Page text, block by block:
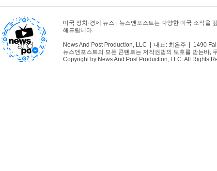
미국 정치·경제 뉴스 - 뉴스앤포스트는 다양한 미국 소식을
해드립니다.
News And Post Production, LLC | 대표: 최은주 | 1490
뉴스앤포스트의 모든 콘텐트는 저작권법의 보호를 받는바,
Copyright by News And Post Production, LLC. All Rights